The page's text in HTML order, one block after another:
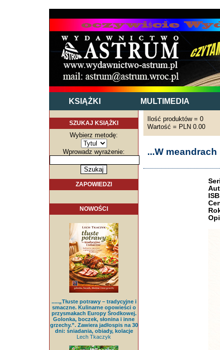
KSIĄŻKI MULTIMEDIA
SZUKAJ KSIĄŻKI
Wybierz metodę:
Wprowadz wyrażenie:
ZAPOWIEDZI
NOWOŚCI
.....„Tłuste potrawy – tradycyjne i
smaczne. Kulinarne opowieści o
przysmakach Europy Środkowej.
Golonka, boczek, słonina i inne
grzechy.”. Zawiera jadłospis na 30
dni: śniadania, obiady, kolacje
Lech Tkaczyk
Ilość produktów = 0
Wartość = PLN 0.00
...W